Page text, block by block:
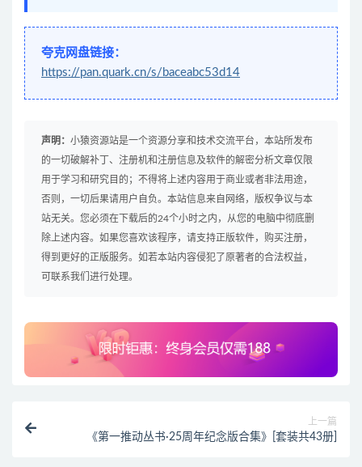
夸克网盘链接：
https://pan.quark.cn/s/baceabc53d14
声明： 小猿资源站是一个资源分享和技术交流平台，本站所发布
的一切破解补丁、注册机和注册信息及软件的解密分析文章仅限
用于学习和研究目的；不得将上述内容用于商业或者非法用途，
否则，一切后果请用户自负。本站信息来自网络，版权争议与本
站无关。您必须在下载后的24个小时之内，从您的电脑中彻底删
除上述内容。如果您喜欢该程序，请支持正版软件，购买注册，
得到更好的正版服务。如若本站内容侵犯了原著者的合法权益，
可联系我们进行处理。
上一篇
《第一推动丛书·25周年纪念版合集》[套装共43册]